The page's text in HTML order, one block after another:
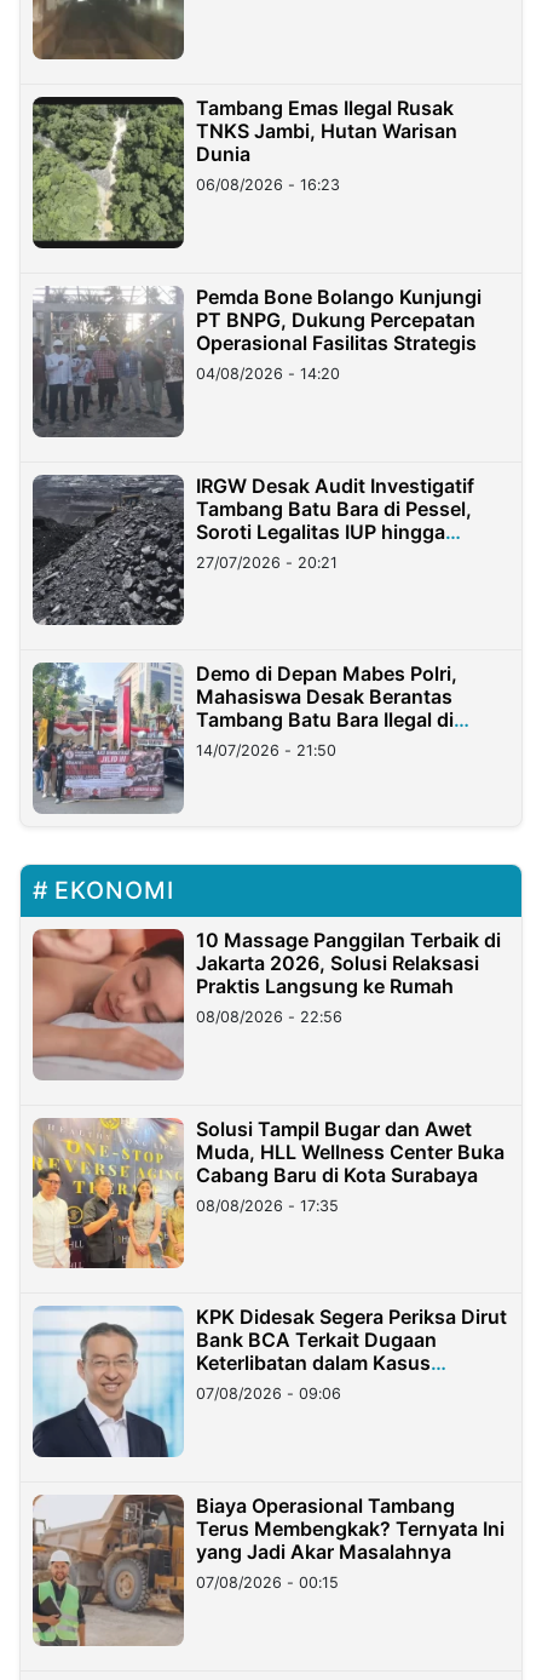
Tambang Emas Ilegal Rusak
TNKS Jambi, Hutan Warisan
Dunia
06/08/2026 - 16:23
Pemda Bone Bolango Kunjungi
PT BNPG, Dukung Percepatan
Operasional Fasilitas Strategis
04/08/2026 - 14:20
IRGW Desak Audit Investigatif
Tambang Batu Bara di Pessel,
Soroti Legalitas IUP hingga
Stockpile
27/07/2026 - 20:21
Demo di Depan Mabes Polri,
Mahasiswa Desak Berantas
Tambang Batu Bara Ilegal di
Lampung
14/07/2026 - 21:50
EKONOMI
10 Massage Panggilan Terbaik di
Jakarta 2026, Solusi Relaksasi
Praktis Langsung ke Rumah
08/08/2026 - 22:56
Solusi Tampil Bugar dan Awet
Muda, HLL Wellness Center Buka
Cabang Baru di Kota Surabaya
08/08/2026 - 17:35
KPK Didesak Segera Periksa Dirut
Bank BCA Terkait Dugaan
Keterlibatan dalam Kasus
Hilangnya Dana Nasabah Rp2,58
Miliar
07/08/2026 - 09:06
Biaya Operasional Tambang
Terus Membengkak? Ternyata Ini
yang Jadi Akar Masalahnya
07/08/2026 - 00:15